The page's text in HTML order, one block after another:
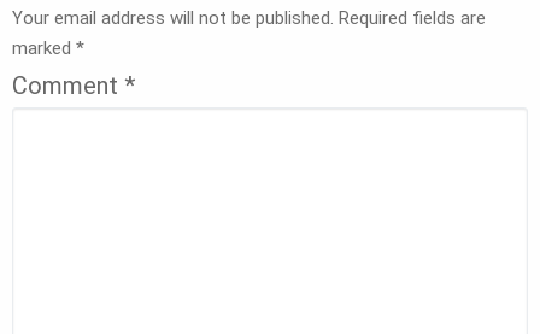
Your email address will not be published. Required fields are
marked *
Comment *